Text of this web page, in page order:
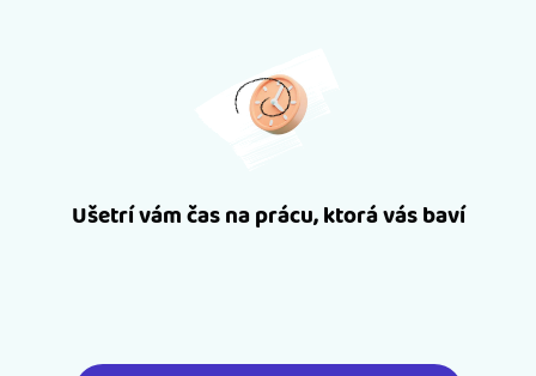
Ušetrí vám čas na prácu, ktorá vás baví